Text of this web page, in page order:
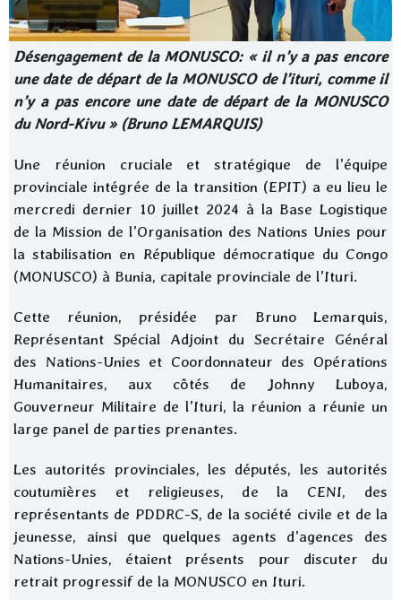
Désengagement de la MONUSCO: « il n’y a pas encore
une date de départ de la MONUSCO de l’ituri, comme il
n’y a pas encore une date de départ de la MONUSCO
du Nord-Kivu » (Bruno LEMARQUIS)
Une réunion cruciale et stratégique de l’équipe
provinciale intégrée de la transition (EPIT) a eu lieu le
mercredi dernier 10 juillet 2024 à la Base Logistique
de la Mission de l’Organisation des Nations Unies pour
la stabilisation en République démocratique du Congo
(MONUSCO) à Bunia, capitale provinciale de l’Ituri.
Cette réunion, présidée par Bruno Lemarquis,
Représentant Spécial Adjoint du Secrétaire Général
des Nations-Unies et Coordonnateur des Opérations
Humanitaires, aux côtés de Johnny Luboya,
Gouverneur Militaire de l’Ituri, la réunion a réunie un
large panel de parties prenantes.
Les autorités provinciales, les députés, les autorités
coutumières et religieuses, de la CENI, des
représentants de PDDRC-S, de la société civile et de la
jeunesse, ainsi que quelques agents d’agences des
Nations-Unies, étaient présents pour discuter du
retrait progressif de la MONUSCO en Ituri.